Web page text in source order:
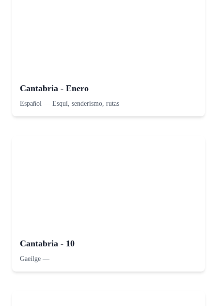
Cantabria - Enero
Español — Esquí, senderismo, rutas
Cantabria - 10
Gaeilge —